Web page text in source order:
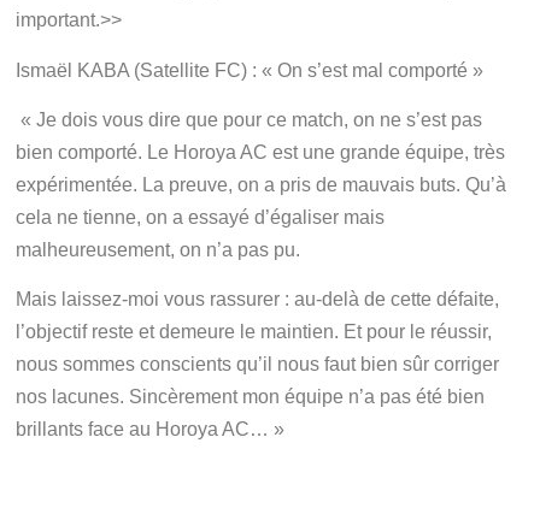
important.>>
Ismaël KABA (Satellite FC) : « On s’est mal comporté »
« Je dois vous dire que pour ce match, on ne s’est pas
bien comporté. Le Horoya AC est une grande équipe, très
expérimentée. La preuve, on a pris de mauvais buts. Qu’à
cela ne tienne, on a essayé d’égaliser mais
malheureusement, on n’a pas pu.
Mais laissez-moi vous rassurer : au-delà de cette défaite,
l’objectif reste et demeure le maintien. Et pour le réussir,
nous sommes conscients qu’il nous faut bien sûr corriger
nos lacunes. Sincèrement mon équipe n’a pas été bien
brillants face au Horoya AC… »